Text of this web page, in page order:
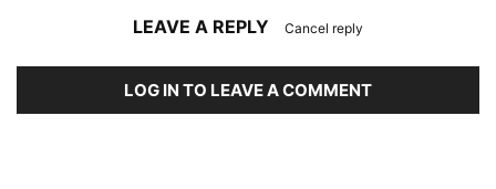
LEAVE A REPLY Cancel reply
LOG IN TO LEAVE A COMMENT